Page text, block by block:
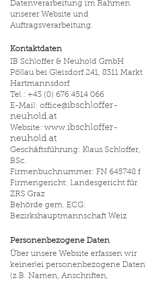
Datenverarbeitung im Rahmen
unserer Website und
Auftragsverarbeitung.
Kontaktdaten
IB Schloffer & Neuhold GmbH
Pöllau bei Gleisdorf 241, 8311 Markt
Hartmannsdorf
Tel.: +43 (0) 676 4514 066
E-Mail: office@ibschloffer-
neuhold.at
Website: www.ibschloffer-
neuhold.at
Geschäftsführung: Klaus Schloffer,
BSc.
Firmenbuchnummer: FN 645748 f
Firmengericht: Landesgericht für
ZRS Graz
Behörde gem. ECG:
Bezirkshauptmannschaft Weiz
Personenbezogene Daten
Über unsere Website erfassen wir
keinerlei personenbezogene Daten
(z.B. Namen, Anschriften,